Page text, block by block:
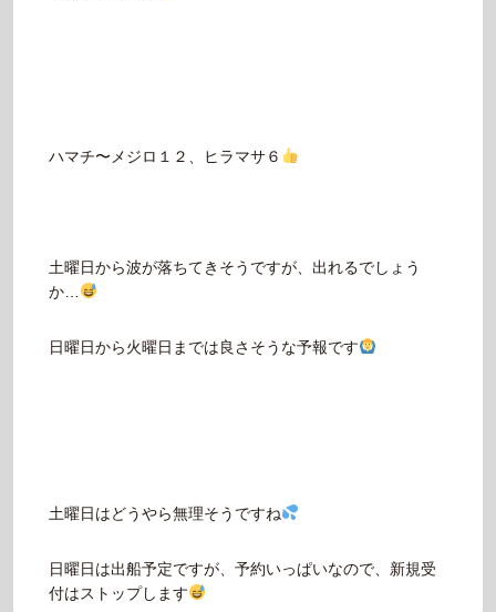
ハマチ〜メジロ１２、ヒラマサ６
土曜日から波が落ちてきそうですが、出れるでしょう
か…
日曜日から火曜日までは良さそうな予報です
土曜日はどうやら無理そうですね
日曜日は出船予定ですが、予約いっぱいなので、新規受
付はストップします